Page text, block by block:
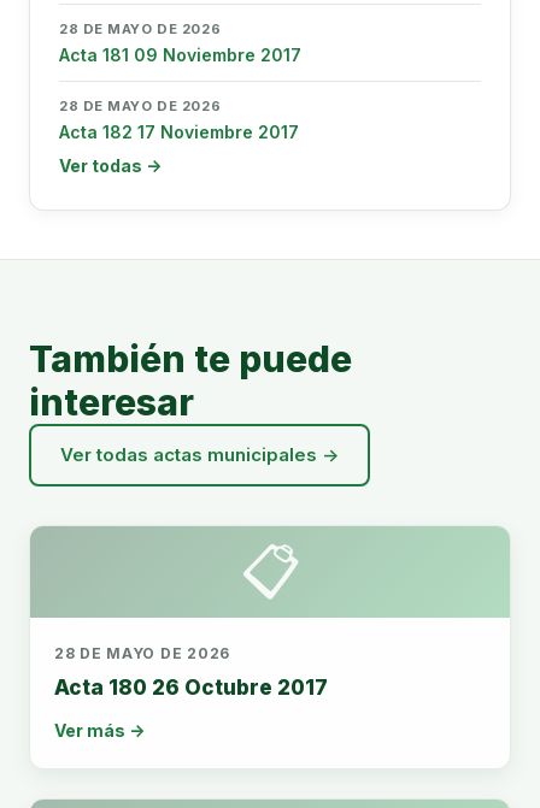
28 DE MAYO DE 2026
Acta 181 09 Noviembre 2017
28 DE MAYO DE 2026
Acta 182 17 Noviembre 2017
Ver todas →
También te puede
interesar
Ver todas actas municipales →
📋
28 DE MAYO DE 2026
Acta 180 26 Octubre 2017
Ver más →